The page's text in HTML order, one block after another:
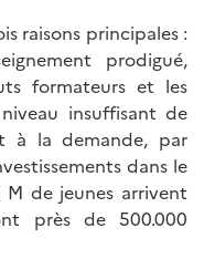
raisons principales :
prodigué,
formateurs et les
insuffisant de
à la demande, par
dans le
de jeunes arrivent
près de 500.000